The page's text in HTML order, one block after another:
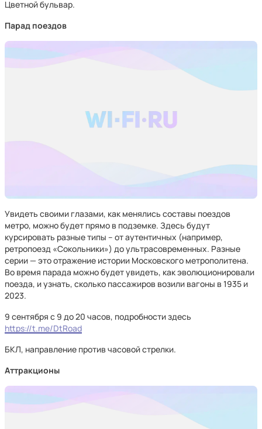
Цветной бульвар.
Парад поездов
Увидеть своими глазами, как менялись составы поездов
метро, можно будет прямо в подземке. Здесь будут
курсировать разные типы – от аутентичных (например,
ретропоезд «Сокольники») до ультрасовременных. Разные
серии — это отражение истории Московского метрополитена.
Во время парада можно будет увидеть, как эволюционировали
поезда, и узнать, сколько пассажиров возили вагоны в 1935 и
2023.
9 сентября с 9 до 20 часов, подробности здесь
https://t.me/DtRoad
БКЛ, направление против часовой стрелки.
Аттракционы